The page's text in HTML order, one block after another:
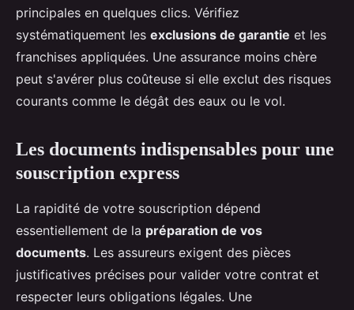
principales en quelques clics. Vérifiez
systématiquement les exclusions de garantie et les
franchises appliquées. Une assurance moins chère
peut s'avérer plus coûteuse si elle exclut des risques
courants comme le dégât des eaux ou le vol.
Les documents indispensables pour une
souscription express
La rapidité de votre souscription dépend
essentiellement de la préparation de vos
documents. Les assureurs exigent des pièces
justificatives précises pour valider votre contrat et
respecter leurs obligations légales. Une